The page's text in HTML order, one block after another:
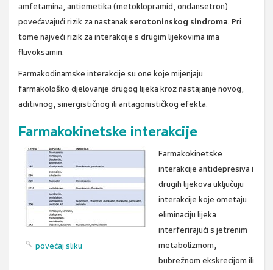
amfetamina, antiemetika (metoklopramid, ondansetron)
povećavajući rizik za nastanak serotoninskog sindroma. Pri
tome najveći rizik za interakcije s drugim lijekovima ima
fluvoksamin.
Farmakodinamske interakcije su one koje mijenjaju
farmakološko djelovanje drugog lijeka kroz nastajanje novog,
aditivnog, sinergističnog ili antagonističkog efekta.
Farmakokinetske interakcije
povećaj sliku
Farmakokinetske
interakcije antidepresiva i
drugih lijekova uključuju
interakcije koje ometaju
eliminaciju lijeka
interferirajući s jetrenim
metabolizmom,
bubrežnom ekskrecijom ili